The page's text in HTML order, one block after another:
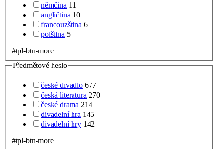
němčina 11
angličtina 10
francouzština 6
polština 5
#tpl-btn-more
Předmětové heslo
české divadlo 677
česká literatura 270
české drama 214
divadelní hra 145
divadelní hry 142
#tpl-btn-more